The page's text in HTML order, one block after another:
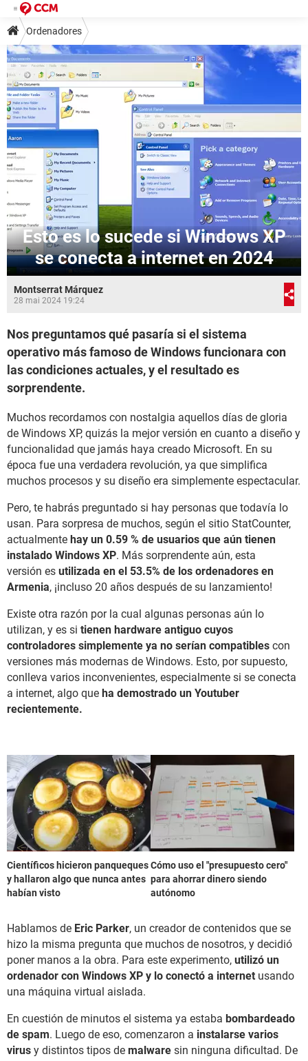
Ordenadores
Esto es lo sucede si Windows XP
se conecta a internet en 2024
Montserrat Márquez
28 mai 2024 19:24
Nos preguntamos qué pasaría si el sistema
operativo más famoso de Windows funcionara con
las condiciones actuales, y el resultado es
sorprendente.
Muchos recordamos con nostalgia aquellos días de gloria
de Windows XP, quizás la mejor versión en cuanto a diseño y
funcionalidad que jamás haya creado Microsoft. En su
época fue una verdadera revolución, ya que simplifica
muchos procesos y su diseño era simplemente espectacular.
Pero, te habrás preguntado si hay personas que todavía lo
usan. Para sorpresa de muchos, según el sitio StatCounter,
actualmente hay un 0.59 % de usuarios que aún tienen
instalado Windows XP. Más sorprendente aún, esta
versión es utilizada en el 53.5% de los ordenadores en
Armenia, ¡incluso 20 años después de su lanzamiento!
Existe otra razón por la cual algunas personas aún lo
utilizan, y es si tienen hardware antiguo cuyos
controladores simplemente ya no serían compatibles con
versiones más modernas de Windows. Esto, por supuesto,
conlleva varios inconvenientes, especialmente si se conecta
a internet, algo que ha demostrado un Youtuber
recientemente.
Científicos hicieron panqueques
y hallaron algo que nunca antes
habían visto
Cómo uso el "presupuesto cero"
para ahorrar dinero siendo
autónomo
Hablamos de Eric Parker, un creador de contenidos que se
hizo la misma pregunta que muchos de nosotros, y decidió
poner manos a la obra. Para este experimento, utilizó un
ordenador con Windows XP y lo conectó a internet usando
una máquina virtual aislada.
En cuestión de minutos el sistema ya estaba bombardeado
de spam. Luego de eso, comenzaron a instalarse varios
virus y distintos tipos de malware sin ninguna dificultad. De